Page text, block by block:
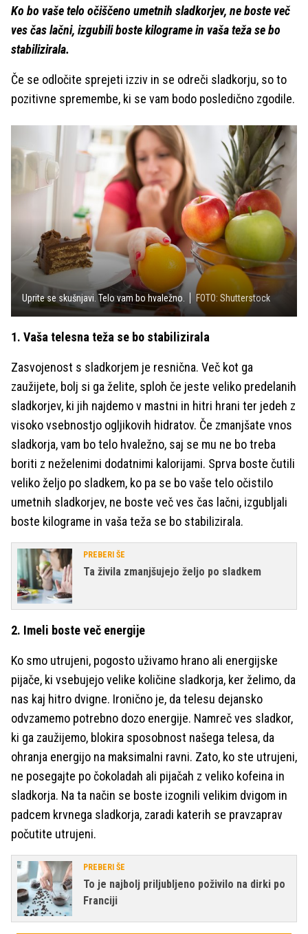
Ko bo vaše telo očiščeno umetnih sladkorjev, ne boste več
ves čas lačni, izgubili boste kilograme in vaša teža se bo
stabilizirala.
Če se odločite sprejeti izziv in se odreči sladkorju, so to
pozitivne spremembe, ki se vam bodo posledično zgodile.
Uprite se skušnjavi. Telo vam bo hvaležno. FOTO: Shutterstock
1. Vaša telesna teža se bo stabilizirala
Zasvojenost s sladkorjem je resnična. Več kot ga
zaužijete, bolj si ga želite, sploh če jeste veliko predelanih
sladkorjev, ki jih najdemo v mastni in hitri hrani ter jedeh z
visoko vsebnostjo ogljikovih hidratov. Če zmanjšate vnos
sladkorja, vam bo telo hvaležno, saj se mu ne bo treba
boriti z neželenimi dodatnimi kalorijami. Sprva boste čutili
veliko željo po sladkem, ko pa se bo vaše telo očistilo
umetnih sladkorjev, ne boste več ves čas lačni, izgubljali
boste kilograme in vaša teža se bo stabilizirala.
PREBERI ŠE
Ta živila zmanjšujejo željo po sladkem
2. Imeli boste več energije
Ko smo utrujeni, pogosto uživamo hrano ali energijske
pijače, ki vsebujejo velike količine sladkorja, ker želimo, da
nas kaj hitro dvigne. Ironično je, da telesu dejansko
odvzamemo potrebno dozo energije. Namreč ves sladkor,
ki ga zaužijemo, blokira sposobnost našega telesa, da
ohranja energijo na maksimalni ravni. Zato, ko ste utrujeni,
ne posegajte po čokoladah ali pijačah z veliko kofeina in
sladkorja. Na ta način se boste izognili velikim dvigom in
padcem krvnega sladkorja, zaradi katerih se pravzaprav
počutite utrujeni.
PREBERI ŠE
To je najbolj priljubljeno poživilo na dirki po
Franciji